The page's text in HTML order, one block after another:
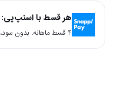
هر قسط با اسنپ‌پی:
۴ قسط ماهانه. بدون سود، چک و ضامن.